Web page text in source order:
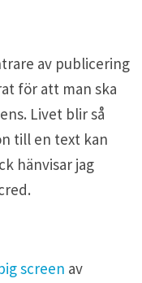
av publicering
för att man ska
Livet blir så
till en text kan
hänvisar jag
screen av